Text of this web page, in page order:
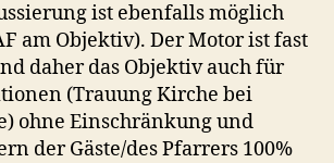
ist ebenfalls möglich
am Objektiv). Der Motor ist fast
daher das Objektiv auch für
(Trauung Kirche bei
ohne Einschränkung und
der Gäste/des Pfarrers 100%